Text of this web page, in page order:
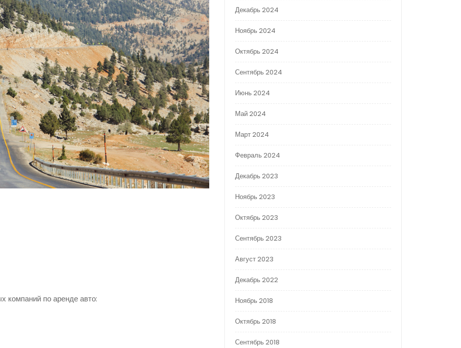
компаний по аренде авто:
Декабрь 2024
Ноябрь 2024
Октябрь 2024
Сентябрь 2024
Июнь 2024
Май 2024
Март 2024
Февраль 2024
Декабрь 2023
Ноябрь 2023
Октябрь 2023
Сентябрь 2023
Август 2023
Декабрь 2022
Ноябрь 2018
Октябрь 2018
Сентябрь 2018